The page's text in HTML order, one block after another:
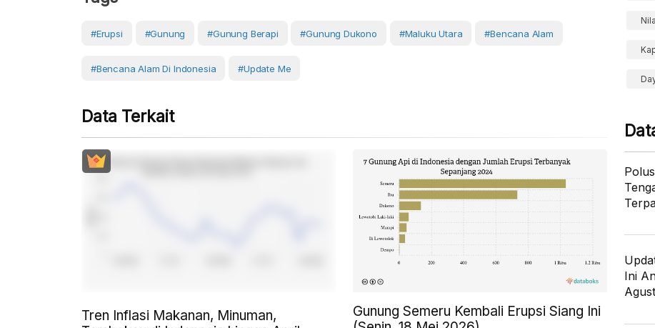
#erupsi #Gunung #gunung Berapi #Gunung Dukono #Maluku Utara #Bencana Alam
#Bencana Alam Di Indonesia #Update Me
Data Terkait
Tren Inflasi Makanan, Minuman,
Gunung Semeru Kembali Erupsi Siang Ini
Ini